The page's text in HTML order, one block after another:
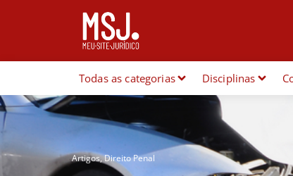
Todas as categorias Disciplinas
Artigos,Direito Penal